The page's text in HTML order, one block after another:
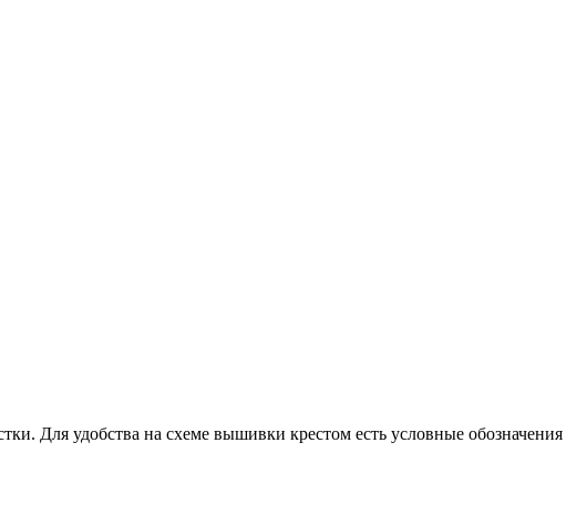
Для удобства на схеме вышивки крестом есть условные обозначения